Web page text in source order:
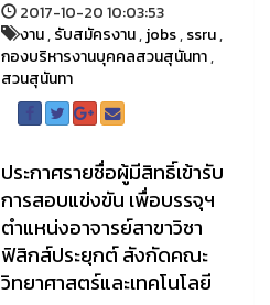
2017-10-20 10:03:53
งาน,รับสมัครงาน,jobs,ssru,
กองบริหารงานบุคคลสวนสุนันทา,
สวนสุนันทา
ประกาศรายชื่อผู้มีสิทธิ์เข้ารับ
การสอบแข่งขัน เพื่อบรรจุฯ
ตำแหน่งอาจารย์สาขาวิชา
ฟิสิกส์ประยุกต์ สังกัดคณะ
วิทยาศาสตร์และเทคโนโลยี